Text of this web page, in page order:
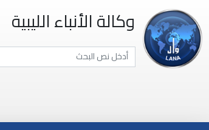
وكالة الأنباء الليبية